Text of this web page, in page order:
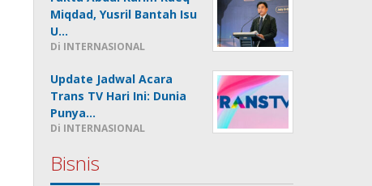
Miqdad, Yusril Bantah Isu
U…
Di INTERNASIONAL
Update Jadwal Acara
Trans TV Hari Ini: Dunia
Punya…
Di INTERNASIONAL
Bisnis